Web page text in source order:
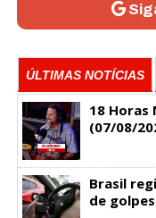
ÚLTIMAS NOTÍCIAS
18 Horas
(07/08/
Brasil
de